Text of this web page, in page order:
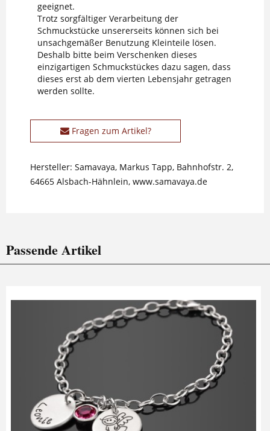
geeignet.
Trotz sorgfältiger Verarbeitung der
Schmuckstücke unsererseits können sich bei
unsachgemäßer Benutzung Kleinteile lösen.
Deshalb bitte beim Verschenken dieses
einzigartigen Schmuckstückes dazu sagen, dass
dieses erst ab dem vierten Lebensjahr getragen
werden sollte.
Fragen zum Artikel?
Hersteller: Samavaya, Markus Tapp, Bahnhofstr. 2,
64665 Alsbach-Hähnlein, www.samavaya.de
Passende Artikel